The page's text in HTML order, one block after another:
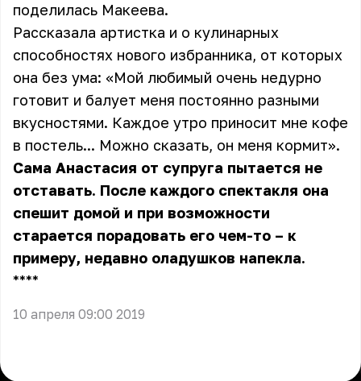
поделилась Макеева.
Рассказала артистка и о кулинарных
способностях нового избранника, от которых
она без ума: «Мой любимый очень недурно
готовит и балует меня постоянно разными
вкусностями. Каждое утро приносит мне кофе
в постель... Можно сказать, он меня кормит».
Сама Анастасия от супруга пытается не
отставать. После каждого спектакля она
спешит домой и при возможности
старается порадовать его чем-то – к
примеру, недавно оладушков напекла.
** **
10 апреля 09:00 2019